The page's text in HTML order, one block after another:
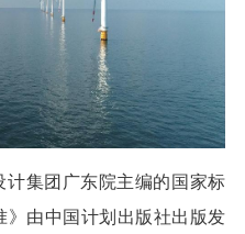
计集团广东院主编的国家标
由中国计划出版社出版发